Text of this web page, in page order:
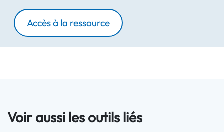
Accès à la ressource
Voir aussi les outils liés